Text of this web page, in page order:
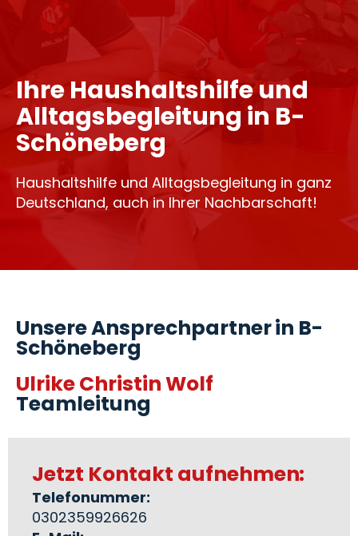
Ihre Haushaltshilfe und
Alltagsbegleitung in B-
Schöneberg
Haushaltshilfe und Alltagsbegleitung in ganz
Deutschland, auch in Ihrer Nachbarschaft!
Unsere Ansprechpartner in B-
Schöneberg
Ulrike Christin Wolf
Teamleitung
Jetzt Kontakt aufnehmen:
Telefonummer:
0302359926626